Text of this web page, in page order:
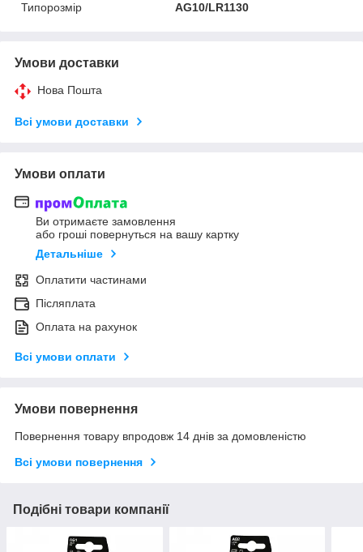
Типорозмір
AG10/LR1130
Умови доставки
Нова Пошта
Всі умови доставки
Умови оплати
Ви отримаєте замовлення
або гроші повернуться на вашу картку
Детальніше
Оплатити частинами
Післяплата
Оплата на рахунок
Всі умови оплати
Умови повернення
Повернення товару впродовж 14 днів за домовленістю
Всі умови повернення
Подібні товари компанії